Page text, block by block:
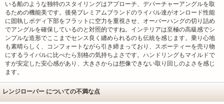
いる船のような独特のスタイリングはアプローチ、デパーチャーアングルを取
るための機能美です。後発プレミアムブランドのライバル達がオンロード性能
に固執しボディ下部をフラットに空力を重視させ、オーバーハングの切り詰め
でアングルを確保しているのと対照的ですね。インテリアは至極の高級感でシ
ンプルな造形でここまでセンス良く纏められるのも伝統を感じます。乗り心地
も素晴らしく、コンフォートながら引き締まっており、スポーティーを売り物
にするライバルに比べたら別格の気持ちよさです。ハンドリングもマイルドで
すが安定した安心感があり、大きさからは想像できない取り回しのよさを感じ
ます。
レンジローバー についての不満な点